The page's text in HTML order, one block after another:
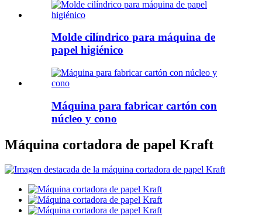
Molde cilíndrico para máquina de
papel higiénico
Máquina para fabricar cartón con
núcleo y cono
Máquina cortadora de papel Kraft